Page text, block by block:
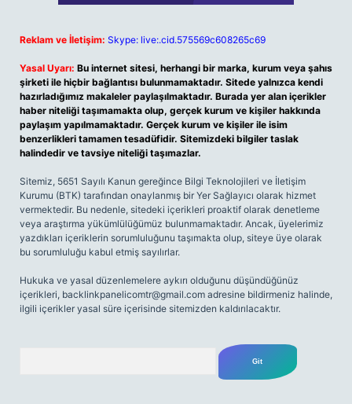
Reklam ve İletişim: Skype: live:.cid.575569c608265c69
Yasal Uyarı: Bu internet sitesi, herhangi bir marka, kurum veya şahıs
şirketi ile hiçbir bağlantısı bulunmamaktadır. Sitede yalnızca kendi
hazırladığımız makaleler paylaşılmaktadır. Burada yer alan içerikler
haber niteliği taşımamakta olup, gerçek kurum ve kişiler hakkında
paylaşım yapılmamaktadır. Gerçek kurum ve kişiler ile isim
benzerlikleri tamamen tesadüfidir. Sitemizdeki bilgiler taslak
halindedir ve tavsiye niteliği taşımazlar.
Sitemiz, 5651 Sayılı Kanun gereğince Bilgi Teknolojileri ve İletişim
Kurumu (BTK) tarafından onaylanmış bir Yer Sağlayıcı olarak hizmet
vermektedir. Bu nedenle, sitedeki içerikleri proaktif olarak denetleme
veya araştırma yükümlülüğümüz bulunmamaktadır. Ancak, üyelerimiz
yazdıkları içeriklerin sorumluluğunu taşımakta olup, siteye üye olarak
bu sorumluluğu kabul etmiş sayılırlar.
Hukuka ve yasal düzenlemelere aykırı olduğunu düşündüğünüz
içerikleri, backlinkpanelicomtr@gmail.com adresine bildirmeniz halinde,
ilgili içerikler yasal süre içerisinde sitemizden kaldırılacaktır.